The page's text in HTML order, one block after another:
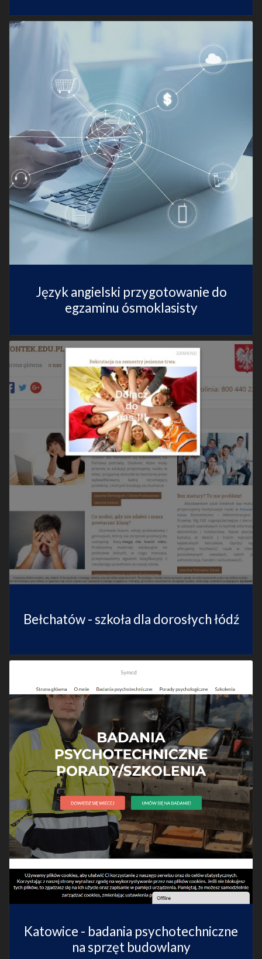
Język angielski przygotowanie do
egzaminu ósmoklasisty
Bełchatów - szkoła dla dorosłych łódź
Katowice - badania psychotechniczne
na sprzęt budowlany